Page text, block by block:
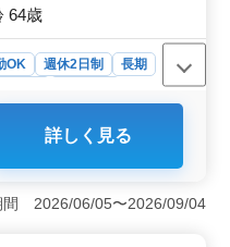
64歳
OK 週休2日制
長期
休2日制（土日祝休
しのため仕事と生活の
無理なく長期的に続け
計経験を活かせる
詳しく見る
間 2026/06/05〜2026/09/04